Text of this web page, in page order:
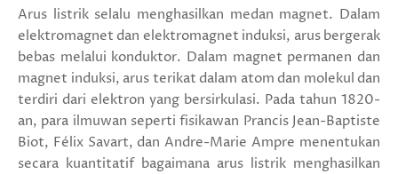
Arus listrik selalu menghasilkan medan magnet. Dalam
elektromagnet dan elektromagnet induksi, arus bergerak
bebas melalui konduktor. Dalam magnet permanen dan
magnet induksi, arus terikat dalam atom dan molekul dan
terdiri dari elektron yang bersirkulasi. Pada tahun 1820-
an, para ilmuwan seperti fisikawan Prancis Jean-Baptiste
Biot, Félix Savart, dan Andre-Marie Ampre menentukan
secara kuantitatif bagaimana arus listrik menghasilkan